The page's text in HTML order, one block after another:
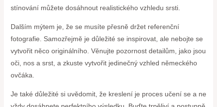
stínování můžete dosáhnout realistického vzhledu srsti.
Dalším mýtem je, že se musíte přesně držet referenční
fotografie. Samozřejmě je důležité se inspirovat, ale nebojte se
vytvořit něco originálního. Věnujte pozornost detailům, jako jsou
oči, nos a srst, a zkuste vytvořit jedinečný vzhled německého
ovčáka.
Je také důležité si uvědomit, že kreslení je proces učení se a ne